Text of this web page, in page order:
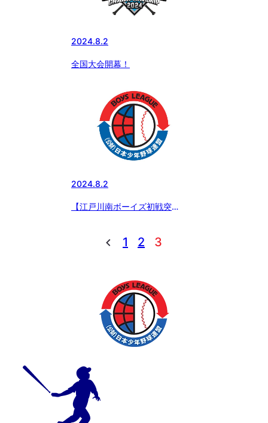
2024.8.2
全国大会開幕！
2024.8.2
【江戸川南ボーイズ初戦突
55回 選手権大会
1 2 3